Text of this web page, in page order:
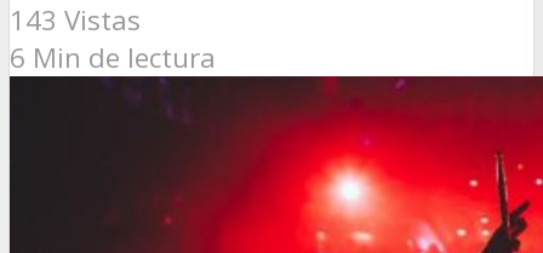
143 Vistas
6 Min de lectura